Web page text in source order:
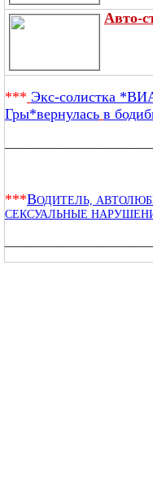
Авто-
*** Экс-солистка
Гры*вернулась в
***ВОДИТЕЛЬ,
СЕКСУАЛЬНЫЕ